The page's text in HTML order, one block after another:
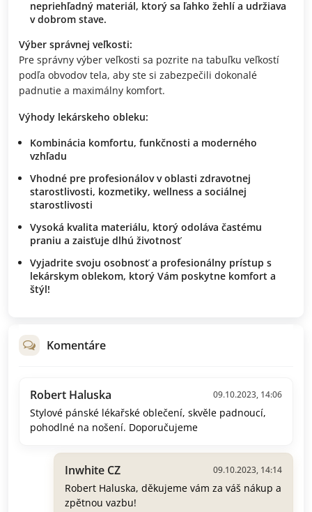
nepriehľadný materiál, ktorý sa ľahko žehlí a udržiava
v dobrom stave.
Výber správnej veľkosti:
Pre správny výber veľkosti sa pozrite na tabuľku veľkostí
podľa obvodov tela, aby ste si zabezpečili dokonalé
padnutie a maximálny komfort.
Výhody lekárskeho obleku:
Kombinácia komfortu, funkčnosti a moderného
vzhľadu
Vhodné pre profesionálov v oblasti zdravotnej
starostlivosti, kozmetiky, wellness a sociálnej
starostlivosti
Vysoká kvalita materiálu, ktorý odoláva častému
praniu a zaisťuje dlhú životnosť
Vyjadrite svoju osobnosť a profesionálny prístup s
lekárskym oblekom, ktorý Vám poskytne komfort a
štýl!
Komentáre
Robert Haluska 09.10.2023, 14:06
Stylové pánské lékařské oblečení, skvěle padnoucí,
pohodlné na nošení. Doporučujeme
Inwhite CZ 09.10.2023, 14:14
Robert Haluska, děkujeme vám za váš nákup a
zpětnou vazbu!